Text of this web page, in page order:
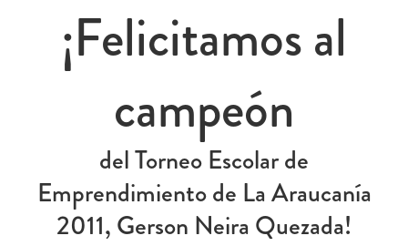
¡Felicitamos al
campeón
del Torneo Escolar de
Emprendimiento de La Araucanía
2011, Gerson Neira Quezada!